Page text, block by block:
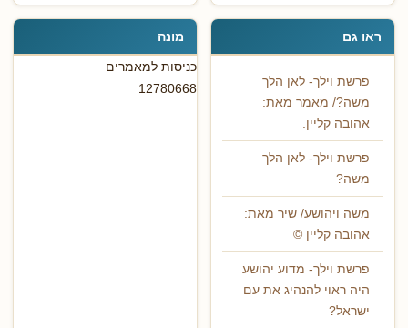
ראו גם
פרשת וילך- לאן הלך
משה?/ מאמר מאת:
אהובה קליין.
פרשת וילך- לאן הלך
משה?
משה ויהושע/ שיר מאת:
אהובה קליין ©
פרשת וילך- מדוע יהושע
היה ראוי להנהיג את עם
ישראל?
מונה
כניסות למאמרים
12780668